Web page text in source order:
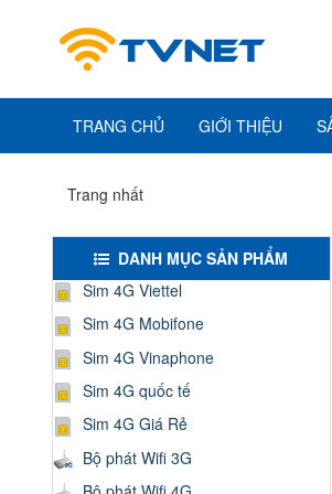
TRANG CHỦ GIỚI THIỆU
Trang nhất
DANH MỤC SẢN PHẨM
Sim 4G Viettel
Sim 4G Mobifone
Sim 4G Vinaphone
Sim 4G quốc tế
Sim 4G Giá Rẻ
Bộ phát Wifi 3G